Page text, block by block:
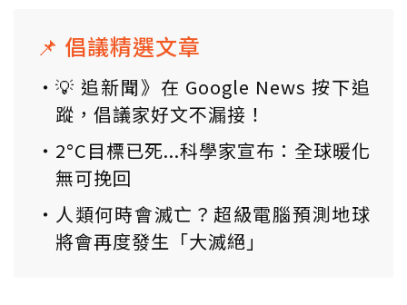
📌 倡議精選文章
💡 追新聞》在 Google News 按下追
蹤，倡議家好文不漏接！
2°C目標已死...科學家宣布：全球暖化
無可挽回
人類何時會滅亡？超級電腦預測地球
將會再度發生「大滅絕」